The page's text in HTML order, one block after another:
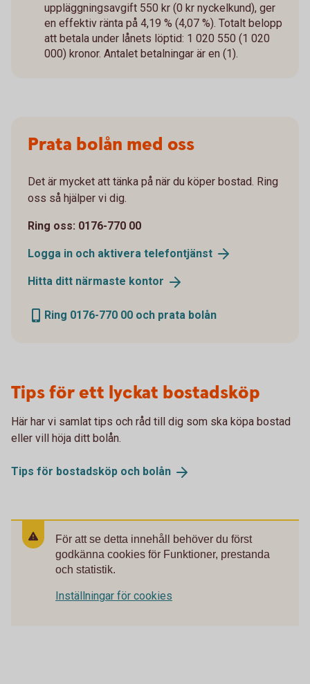
uppläggningsavgift 550 kr (0 kr nyckelkund), ger
en effektiv ränta på 4,19 % (4,07 %). Totalt belopp
att betala under lånets löptid: 1 020 550 (1 020
000) kronor. Antalet betalningar är en (1).
Prata bolån med oss
Det är mycket att tänka på när du köper bostad. Ring
oss så hjälper vi dig.
Ring oss: 0176-770 00
Logga in och aktivera telefontjänst
Hitta ditt närmaste kontor
Ring 0176-770 00 och prata bolån
Tips för ett lyckat bostadsköp
Här har vi samlat tips och råd till dig som ska köpa bostad
eller vill höja ditt bolån.
Tips för bostadsköp och bolån
För att se detta innehåll behöver du först
godkänna cookies för Funktioner, prestanda
och statistik.
Inställningar för cookies